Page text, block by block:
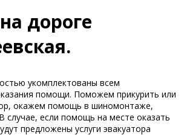
дороге
укомплектованы всем
помощи. Поможем прикурить или
окажем помощь в шиномонтаже,
случае, если помощь на месте оказать
предложены услуги эвакуатора